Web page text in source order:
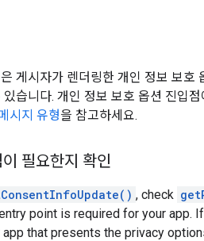
게시자가 렌더링한 개인 정보 보호
습니다. 개인 정보 보호 옵션 진입
시지 유형을 참고하세요.
필요한지 확인
, check
point is required for your app.
that presents the privacy